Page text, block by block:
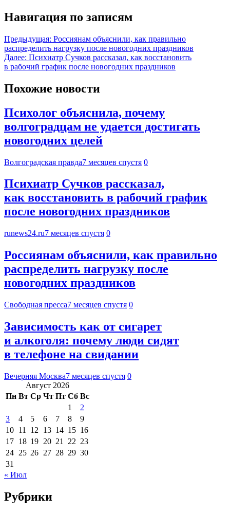
Навигация по записям
Предыдущая: Россиянам объяснили, как правильно
распределить нагрузку после новогодних праздников
Далее: Психиатр Сучков рассказал, как восстановить
в рабочий график после новогодних праздников
Похожие новости
Психолог объяснила, почему
волгоградцам не удается достигать
новогодних целей
Волгоградская правда7 месяцев спустя 0
Психиатр Сучков рассказал,
как восстановить в рабочий график
после новогодних праздников
runews24.ru7 месяцев спустя 0
Россиянам объяснили, как правильно
распределить нагрузку после
новогодних праздников
Свободная пресса7 месяцев спустя 0
Зависимость как от сигарет
и алкоголя: почему люди сидят
в телефоне на свидании
Вечерняя Москва7 месяцев спустя 0
Август 2026
Пн Вт Ср Чт Пт Сб Вс
1
2
3
4 5 6 7 8
9
10 11 12 13 14 15 16
17 18 19 20 21 22 23
24 25 26 27 28 29 30
31
« Июл
Рубрики